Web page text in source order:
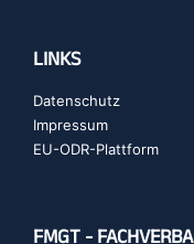
LINKS
Datenschutz
Impressum
EU-ODR-Plattform
FMGT -